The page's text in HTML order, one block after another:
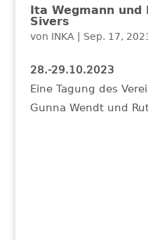
Ita Wegmann und
Sivers
von INKA Sep. 17,
28.-29.10.2023
Eine Tagung des
Gunna Wendt und